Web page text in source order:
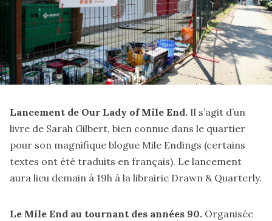
Lancement de Our Lady of Mile End. Il s’agit d’un
livre de Sarah Gilbert, bien connue dans le quartier
pour son magnifique blogue Mile Endings (certains
textes ont été traduits en français). Le lancement
aura lieu demain à 19h à la librairie Drawn & Quarterly.
Le Mile End au tournant des années 90. Organisée